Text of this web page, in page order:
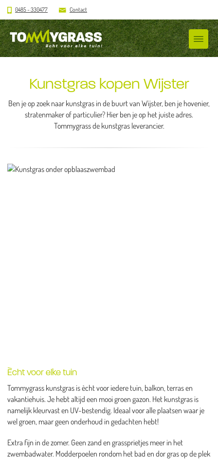
0485 - 330477 Contact
Kunstgras kopen Wijster
Ben je op zoek naar kunstgras in de buurt van Wijster, ben je hovenier,
stratenmaker of particulier? Hier ben je op het juiste adres.
Tommygrass de kunstgras leverancier.
Ècht voor elke tuin
Tommygrass kunstgras is ècht voor iedere tuin, balkon, terras en
vakantiehuis. Je hebt altijd een mooi groen gazon. Het kunstgras is
namelijk kleurvast en UV-bestendig. Ideaal voor alle plaatsen waar je
wel groen, maar geen onderhoud in gedachten hebt!
Extra fijn in de zomer. Geen zand en grassprietjes meer in het
zwembadwater. Modderpoelen rondom het bad en dor gras op de plek